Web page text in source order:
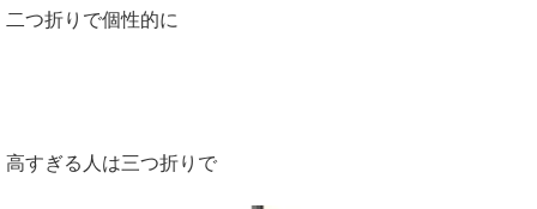
二つ折りで個性的に
高すぎる人は三つ折りで